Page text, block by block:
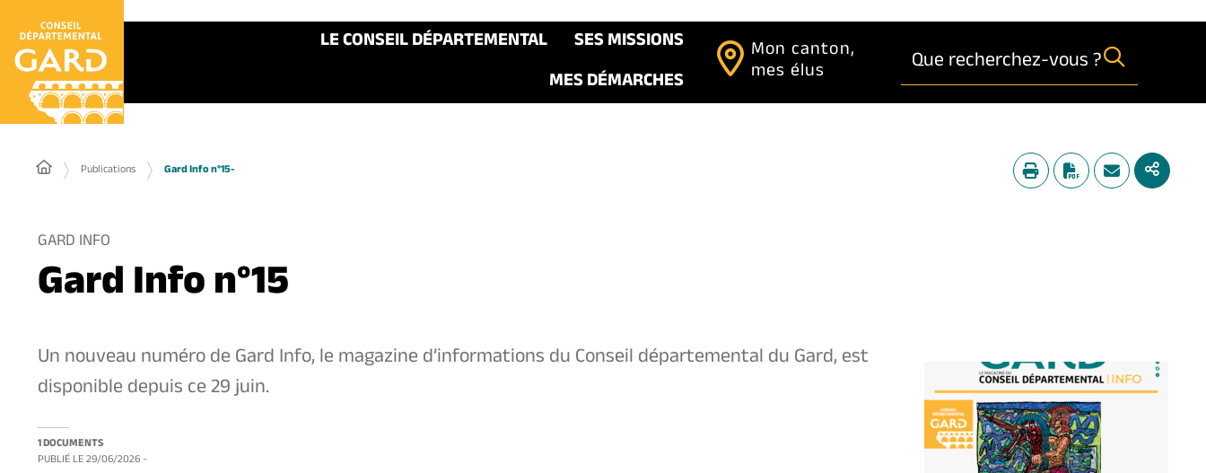
LE CONSEIL DÉPARTEMENTAL
SES MISSIONS
MES DÉMARCHES
Mon canton,
mes élus Que recherchez-vous ?
Publications Gard Info n°15-
GARD INFO
Gard Info n°15
Un nouveau numéro de Gard Info, le magazine d’informations du Conseil départemental du Gard, est
disponible depuis ce 29 juin.
1 DOCUMENTS
PUBLIÉ LE29/06/2026 -